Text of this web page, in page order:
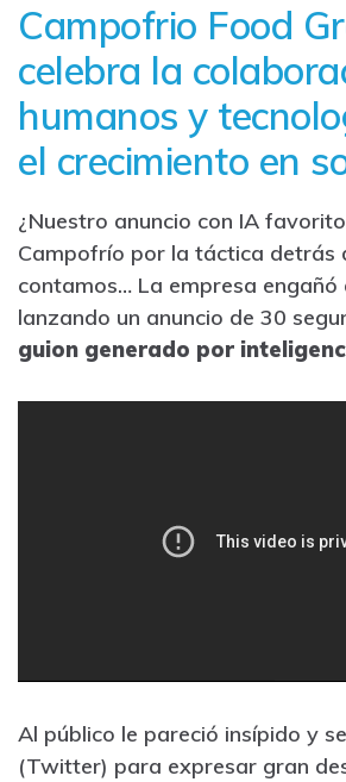
Campofrio Food
celebra la
humanos y
el crecimiento en
¿Nuestro anuncio con IA
Campofrío por la táctica detrás
contamos… La empresa engañó
lanzando un anuncio de 30
guion generado por
Al público le pareció insípido y
(Twitter) para expresar gran